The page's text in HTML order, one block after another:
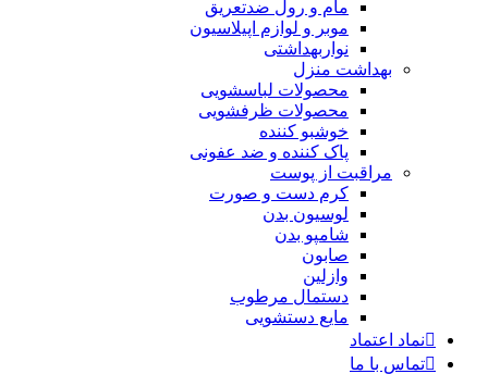
مام و رول ضدتعریق
موبر و لوازم اپیلاسیون
نواربهداشتی
بهداشت منزل
محصولات لباسشویی
محصولات ظرفشویی
خوشبو کننده
پاک کننده و ضد عفونی
مراقبت از پوست
کرم دست و صورت
لوسیون بدن
شامپو بدن
صابون
وازلین
دستمال مرطوب
مایع دستشویی
نماد اعتماد
تماس با ما